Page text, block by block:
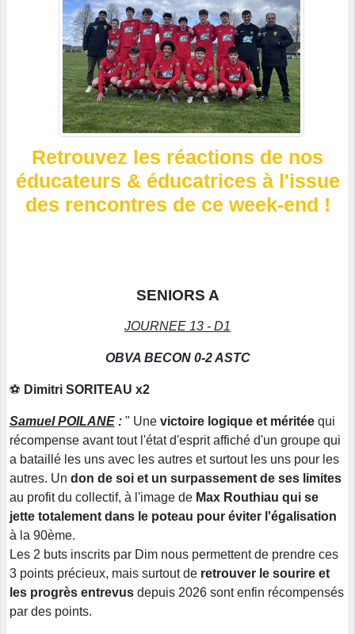
Retrouvez les réactions de nos
éducateurs & éducatrices à l'issue
des rencontres de ce week-end !
SENIORS A
JOURNEE 13 - D1
OBVA BECON 0-2 ASTC
⚽ Dimitri SORITEAU x2
Samuel POILANE : " Une victoire logique et méritée qui
récompense avant tout l'état d'esprit affiché d'un groupe qui
a bataillé les uns avec les autres et surtout les uns pour les
autres. Un don de soi et un surpassement de ses limites
au profit du collectif, à l'image de Max Routhiau qui se
jette totalement dans le poteau pour éviter l'égalisation
à la 90ème.
Les 2 buts inscrits par Dim nous permettent de prendre ces
3 points précieux, mais surtout de retrouver le sourire et
les progrès entrevus depuis 2026 sont enfin récompensés
par des points.